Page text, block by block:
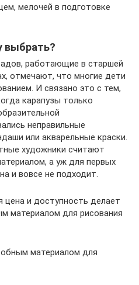
мелочей в подготовке
выбрать?
работающие в старшей
отмечают, что многие дети
И связано это с тем,
карапузы только
неправильные
или акварельные краски.
художники считают
а уж для первых
и вовсе не подходит.
цена и доступность делает
материалом для рисования
материалом для